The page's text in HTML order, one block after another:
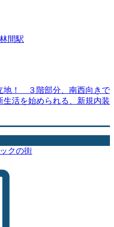
間駅
地！ ３階部分、南西向きで
活を始められる、新規内装
クの街